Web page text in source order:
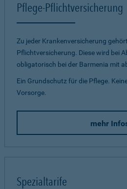
Pflege-Pflichtversicherung
Zu jeder Krankenversicherung
Pflichtversicherung. Diese wird bei
obligatorisch bei der Barmenia mit
Ein Grundschutz für die Pflege.
Vorsorge.
mehr
Spezialtarife